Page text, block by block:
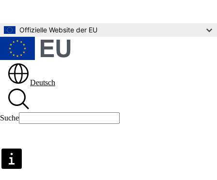
Offizielle Website der EU
Deutsch
Suche